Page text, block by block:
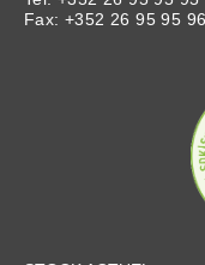
Fax: +352 26 95 95 96